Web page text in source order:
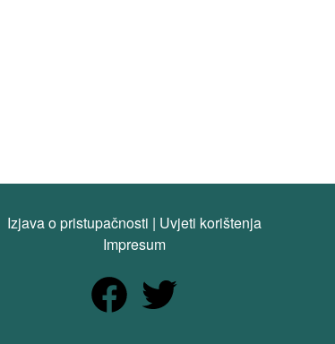
Izjava o pristupačnosti | Uvjeti korištenja
Impresum